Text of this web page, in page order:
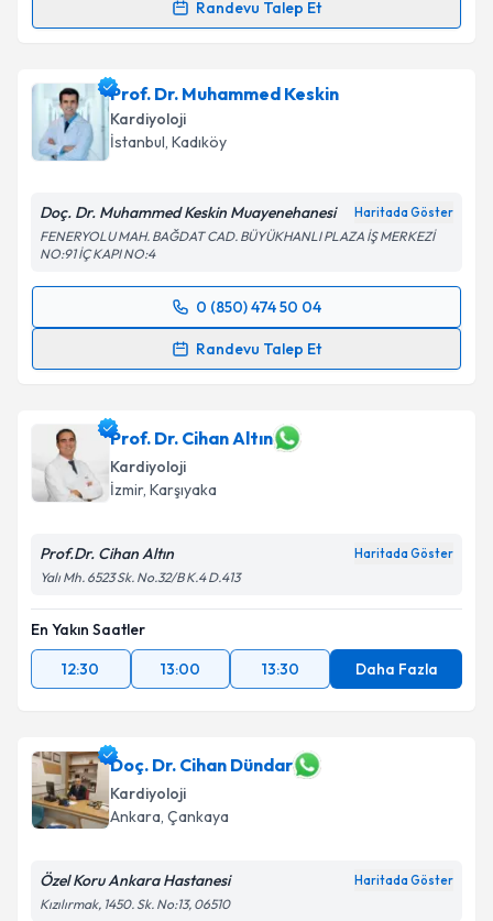
Randevu Talep Et
takvim hazırlandığında e-posta ile bilgilendireceğiz.
E-posta Adresiniz
Kişisel verilerimin işlenmesine ilişkinAydınlatma
kapsamda işlenmesini kabul ediyorum.
Takvim Talebini Gönder
Prof. Dr. Muhammed Keskin
Kardiyoloji
İstanbul, Kadıköy
Doç. Dr. Muhammed Keskin Muayenehanesi Haritada Göster
FENERYOLU MAH. BAĞDAT CAD. BÜYÜKHANLI PLAZA İŞ MERKEZİ
NO:91 İÇ KAPI NO:4
0 (850) 474 50 04
Randevu Talep Et
Randevu Takvimi Talebi
için bir takvim hazırlandığında e-posta ile
bilgilendireceğiz.
E-posta Adresiniz
Kişisel verilerimin işlenmesine ilişkinAydınlatma
Metni
kapsamda işlenmesini kabul ediyorum.
Prof. Dr. Cihan Altın
Kardiyoloji
İzmir, Karşıyaka
Prof.Dr. Cihan Altın Haritada Göster
Yalı Mh. 6523 Sk. No.32/B K.4 D.413
En Yakın Saatler
12:30
13:00 13:30 Daha Fazla
Doç. Dr. Cihan Dündar
Kardiyoloji
Ankara, Çankaya
Özel Koru Ankara Hastanesi Haritada Göster
Kızılırmak, 1450. Sk. No:13, 06510